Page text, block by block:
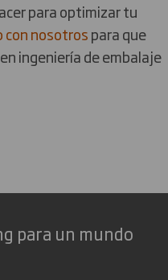
para optimizar tu
con nosotrospara que
ingeniería de embalaje
para un mundo